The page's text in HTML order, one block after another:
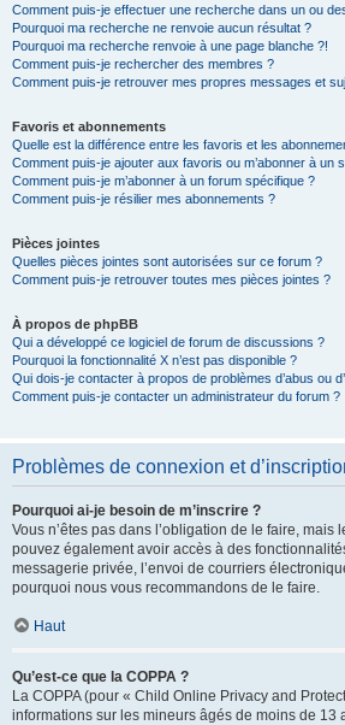
Comment puis-je effectuer une recherche dans un ou
Pourquoi ma recherche ne renvoie aucun résultat ?
Pourquoi ma recherche renvoie à une page blanche ?!
Comment puis-je rechercher des membres ?
Comment puis-je retrouver mes propres messages et
Favoris et abonnements
Quelle est la différence entre les favoris et les
Comment puis-je ajouter aux favoris ou m’abonner à un
Comment puis-je m’abonner à un forum spécifique ?
Comment puis-je résilier mes abonnements ?
Pièces jointes
Quelles pièces jointes sont autorisées sur ce forum ?
Comment puis-je retrouver toutes mes pièces jointes ?
À propos de phpBB
Qui a développé ce logiciel de forum de discussions ?
Pourquoi la fonctionnalité X n’est pas disponible ?
Qui dois-je contacter à propos de problèmes d’abus ou
Comment puis-je contacter un administrateur du forum ?
Problèmes de connexion et
Pourquoi ai-je besoin de m’inscrire ?
Vous n’êtes pas dans l’obligation de le faire,
pouvez également avoir accès à des
messagerie privée, l’envoi de courriers
pourquoi nous vous recommandons de le faire.
Haut
Qu’est-ce que la COPPA ?
La COPPA (pour « Child Online Privacy and
informations sur les mineurs âgés de moins de